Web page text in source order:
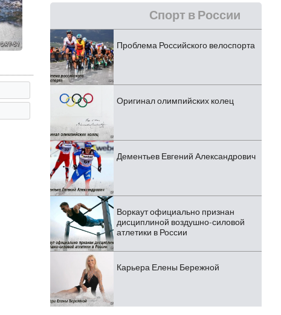
Спорт в России
Проблема Российского велоспорта
Оригинал олимпийских колец
Дементьев Евгений Александрович
Воркаут официально признан
дисциплиной воздушно-силовой
атлетики в России
Карьера Елены Бережной